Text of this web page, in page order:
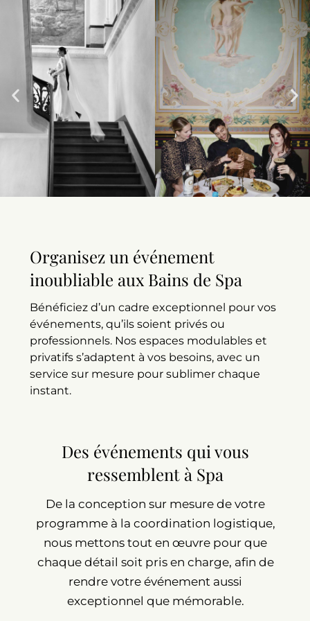
Organisez un événement
inoubliable aux Bains de Spa
Bénéficiez d’un cadre exceptionnel pour vos
événements, qu’ils soient privés ou
professionnels. Nos espaces modulables et
privatifs s’adaptent à vos besoins, avec un
service sur mesure pour sublimer chaque
instant.
Des événements qui vous
ressemblent à Spa
De la conception sur mesure de votre
programme à la coordination logistique,
nous mettons tout en œuvre pour que
chaque détail soit pris en charge, afin de
rendre votre événement aussi
exceptionnel que mémorable.